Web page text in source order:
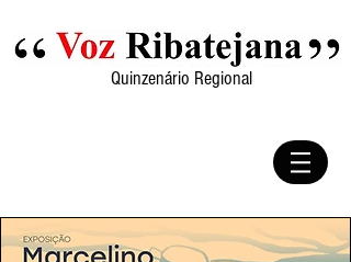
Quinzenário Regional